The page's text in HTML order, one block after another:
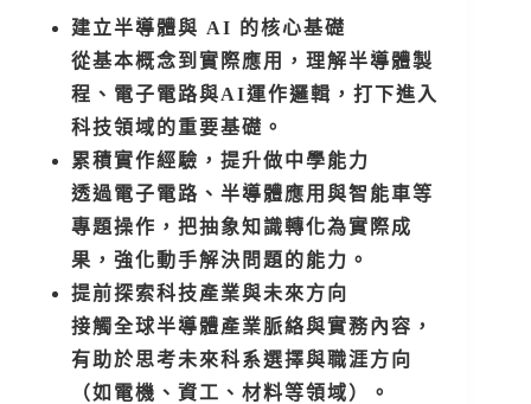
建立半導體與 AI 的核心基礎
從基本概念到實際應用，理解半導體製
程、電子電路與AI運作邏輯，打下進入
科技領域的重要基礎。
累積實作經驗，提升做中學能力
透過電子電路、半導體應用與智能車等
專題操作，把抽象知識轉化為實際成
果，強化動手解決問題的能力。
提前探索科技產業與未來方向
接觸全球半導體產業脈絡與實務內容，
有助於思考未來科系選擇與職涯方向
（如電機、資工、材料等領域）。